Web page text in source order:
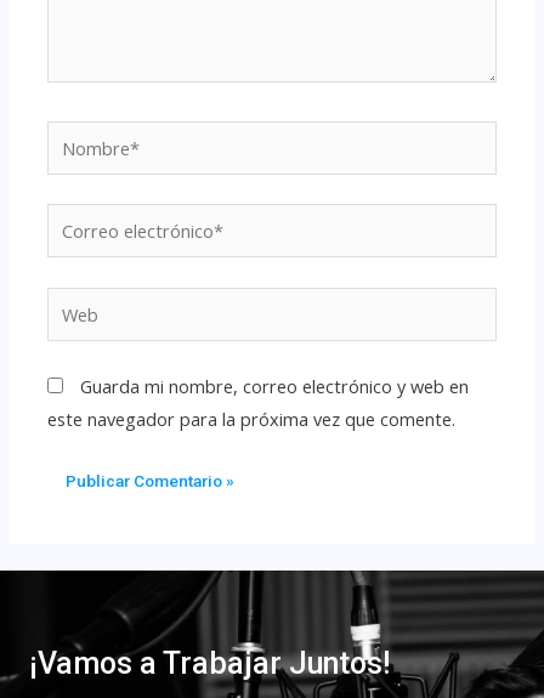
Guarda mi nombre, correo electrónico y web en
este navegador para la próxima vez que comente.
¡Vamos a Trabajar Juntos!